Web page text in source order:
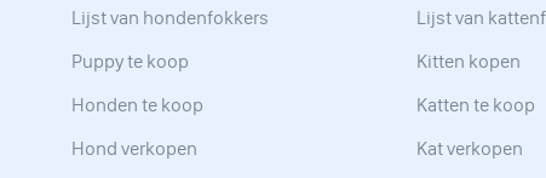
Lijst van hondenfokkers
Puppy te koop
Honden te koop
Hond verkopen
Lijst van
Kitten kopen
Katten te koop
Kat verkopen